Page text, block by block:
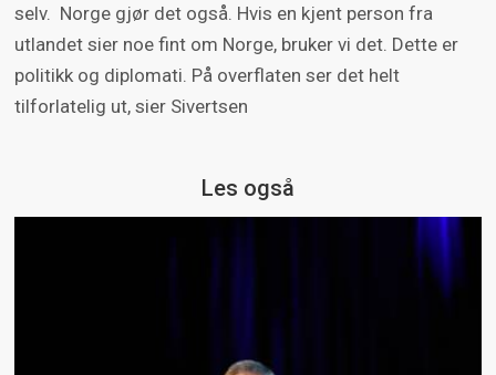
selv. Norge gjør det også. Hvis en kjent person fra
utlandet sier noe fint om Norge, bruker vi det. Dette er
politikk og diplomati. På overflaten ser det helt
tilforlatelig ut, sier Sivertsen
Les også